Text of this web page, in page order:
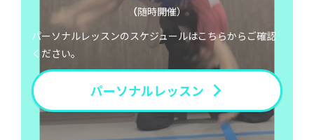
（随時開催）
パーソナルレッスンのスケジュールはこちらからご確認
ください。
パーソナルレッスン